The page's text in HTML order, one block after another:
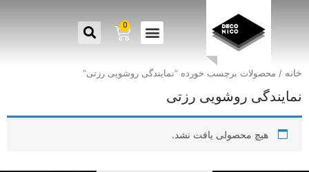
0
خانه / محصولات برچسب خورده “نمایندگی روشویی رزتی”
نمایندگی روشویی رزتی
هیچ محصولی یافت نشد.